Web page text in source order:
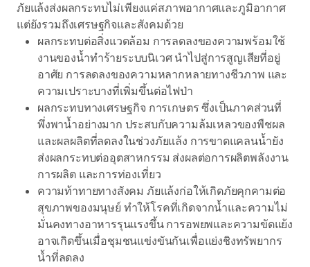
ภัยแล้งส่งผลกระทบไม่เพียงแค่สภาพอากาศและภูมิอากาศ
แต่ยังรวมถึงเศรษฐกิจและสังคมด้วย
ผลกระทบต่อสิ่งแวดล้อม การลดลงของความพร้อมใช้
งานของน้ำทำร้ายระบบนิเวศ นำไปสู่การสูญเสียที่อยู่
อาศัย การลดลงของความหลากหลายทางชีวภาพ และ
ความเปราะบางที่เพิ่มขึ้นต่อไฟป่า
ผลกระทบทางเศรษฐกิจ การเกษตร ซึ่งเป็นภาคส่วนที่
พึ่งพาน้ำอย่างมาก ประสบกับความล้มเหลวของพืชผล
และผลผลิตที่ลดลงในช่วงภัยแล้ง การขาดแคลนน้ำยัง
ส่งผลกระทบต่ออุตสาหกรรม ส่งผลต่อการผลิตพลังงาน
การผลิต และการท่องเที่ยว
ความท้าทายทางสังคม ภัยแล้งก่อให้เกิดภัยคุกคามต่อ
สุขภาพของมนุษย์ ทำให้โรคที่เกิดจากน้ำและความไม่
มั่นคงทางอาหารรุนแรงขึ้น การอพยพและความขัดแย้ง
อาจเกิดขึ้นเมื่อชุมชนแข่งขันกันเพื่อแย่งชิงทรัพยากร
น้ำที่ลดลง